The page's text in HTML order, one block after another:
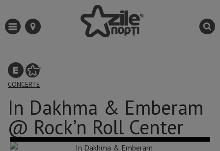
CONCERTE
In Dakhma & Emberam
@ Rock’n Roll Center